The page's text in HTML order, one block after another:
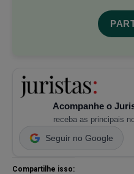
Acompanhe o
receba as principais
Seguir no Google
Compartilhe isso: